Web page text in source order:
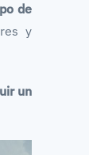
de
y
un